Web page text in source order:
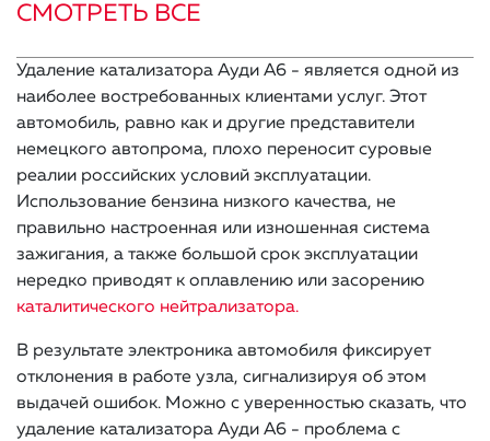
СМОТРЕТЬ ВСЕ
Удаление катализатора Ауди А6 - является одной из
наиболее востребованных клиентами услуг. Этот
автомобиль, равно как и другие представители
немецкого автопрома, плохо переносит суровые
реалии российских условий эксплуатации.
Использование бензина низкого качества, не
правильно настроенная или изношенная система
зажигания, а также большой срок эксплуатации
нередко приводят к оплавлению или засорению
каталитического нейтрализатора.
В результате электроника автомобиля фиксирует
отклонения в работе узла, сигнализируя об этом
выдачей ошибок. Можно с уверенностью сказать, что
удаление катализатора Ауди А6 - проблема с